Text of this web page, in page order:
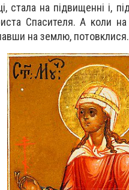
стала на підвищенні і,
Спасителя. А коли
на землю, потовклися.